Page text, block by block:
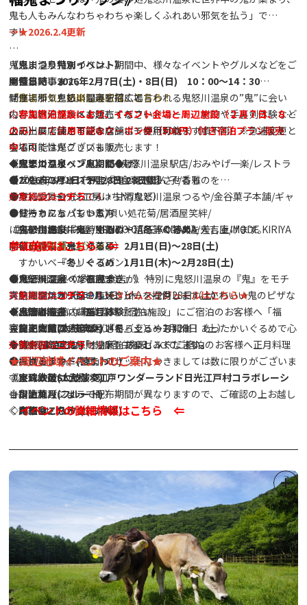
奥日光ゲストハウスJUN合同会社 0288-25-7606
※入場無料
※小雨決行、荒天中止
鬼も人もみんなわちゃわちゃ楽しくふれあい邪気を払う」で
す‼
★特集記事★
「鬼まつり」の楽しみ方は、こちら！
→★2026.2.4更新
鬼怒川温泉鬼まつりは、期間中、様々なイベントやグルメなどをご
用意しています。
ぜひ、邪気を払い開運を招くと言われる鬼怒川温泉の”鬼”に会い
に、鬼怒川温泉へお越しください。
◆鬼まつりイベント期間◆
【2026年2月1日- 2月28日 28日間】
《鬼まつり特別イベント》
開催日時：2026年2月7日(土)・8日(日) 10：00～14：30
開催場所：鬼怒川温泉駅前広場
内容：地元グルメを販売するフードコート、射的や手裏剣体験など
ステージではさまざまなショーが行われます！
会場内では鬼グッズも販売します！
●フードコート（予定）
実行委員会（おでん・甘酒など）
健ちゃんち（もつ煮）
鬼に金棒（牛串、牛カレー）
夢の森福祉会（洋菓子）
すかいベーカリー（パン）
たこ焼き屋（たこ焼き）
鮎の塩焼き（鮎の塩焼き）
大門いちご（いちご）
日光柘榴ファーム（さくろジュース）
●キッチンカー
K-Flavors（ワッフル）
和晴れ（ジェラート）
m's kitchen（タコス）
射的
手裏剣道場
〈東武鉄道〉スマートボールゲーム（7日のみ）
〈東武鉄道〉こども制服体験（8日のみ）
◇参加宿泊施設により、イベント会場と周辺施設（２月７日、８日
のみ）にて使用可能なクーポン券（500円）付き宿泊プラン販売
中！！
上記出展店舗と下記の店舗にて使用可能！（順不同）※急遽変更と
なる可能性がございます。
駅ナカショップACCESS鬼怒川温泉駅店/おみやげ一楽/レストラ
ンたしろ/タシロアート/お食事処杉ん子/香雅
バウムクーヘン工房はちや/鬼怒川温泉つるや/金谷菓子本舗/ギャ
ラリーカフェパントエ/唄い処花菊/居酒屋笑絆/
おみやげ処すみ屋/BENTO CAFE KODAMA/大吉庵/MODE KIRIYA
〈ご利用店舗一覧→★〉
●ステージイベント
ステージスケジュール→タイムスケジュールはこちら★
～出演者～
◇龍王太鼓(太鼓演奏)
◇勢や(よさこい)
◇おさるランド(猿まわし)
◇宝珠太鼓(太鼓演奏)
◇川上葉月(フルート)
◇鬼祭會・八汐会(お神輿)
《鬼怒川温泉 『鬼』だらけ》
◆『鬼』のグッズや、『鬼』を連想させるものを
●身につけた方
●お持ちになっている方
に各参加施設にて特別割引や粗品等の特典を差し上げます。
対象施設はコチラ！！
《鬼怒川温泉『鬼』ぐるめ・『冬』ぐるめ》
開催日時：『鬼』ぐるめ 2月1日(日)～28日(土)
『冬』ぐるめ 1月1日(木)～2月28日(土)
◆ 鬼怒川温泉の参加飲食店が、特別に鬼怒川温泉の『鬼』をモチ
ーフにしたオリジナルメニューを提供します。かわいい鬼のピザな
ど、この機会にお楽しみください。
また、今回は一足早く『冬』ぐるめも開催！あったかいぐるめで心
も体を温めて鬼怒川温泉をお楽しみください。
参加施設はこちら ⇐
《鬼怒川温泉 『福豆まき』》
実施期間：2026年2月1日（木）～2月28日（土）
◆ 鬼怒川温泉内 事業協賛「宿泊施設」にご宿泊のお客様へ「福
豆・ミニ鬼面」のセットを
（各お部屋に１セット）プレゼントします。
※「福豆・ミニ鬼面」のセットにつきましては数に限りがございま
す。
※宿泊施設によって配布期間が異なりますので、ご確認の上お越し
ください。
対象施設はコチラ！！
《鬼怒川温泉 『正月体験』》
実施期間：2026年2月14日（土）～2月28日（土）
◆ 鬼怒川温泉内 「参加宿泊施設」にてご宿泊のお客様へ正月料理
を提供します。
対象施設はコチラ！！
★周辺地域イベントのご案内★
《東武鉄道SL大樹×江戸ワンダーランド日光江戸村コラボレーシ
ョン》
詳細はこちら★
実施期間：2026年1月30日（金）～3月1日（日）
実施内容：沢口河川敷会場でのミニかまくら点灯
金・土・日曜日のみ実施
点灯時間：17：30～21：00
イベントの詳細情報はこちら ⇐